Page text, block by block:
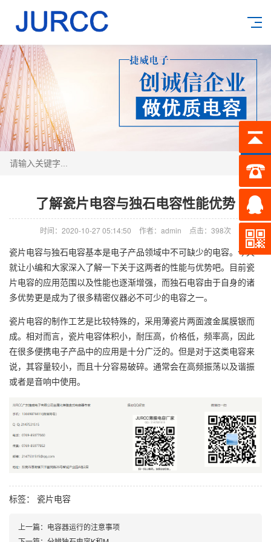
搜索
了解瓷片电容与独石电容性能优势
时间：2020-10-27 05:14:50 作者：admin 点击： 398次
瓷片电容与独石电容基本是电子产品领域中不可缺少的电容。今天
就让小编和大家深入了解一下关于这两者的性能与优势吧。目前瓷
片电容的应用范围以及性能也逐渐增强，而独石电容由于自身的诸
多优势更是成为了很多精密仪器必不可少的电容之一。
瓷片电容的制作工艺是比较特殊的，采用薄瓷片两面渡金属膜银而
成。相对而言，瓷片电容体积小，耐压高，价格低，频率高，因此
在很多便携电子产品中的应用是十分广泛的。但是对于这类电容来
说，其容量较小，而且十分容易破碎。通常会在高频振荡以及谐振
或者是音响中使用。
标签： 瓷片电容
上一篇： 电容器运行的注意事项